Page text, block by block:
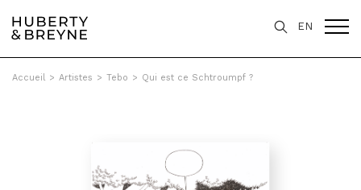
EN
Accueil > Artistes > Tebo > Qui est ce Schtroumpf ?